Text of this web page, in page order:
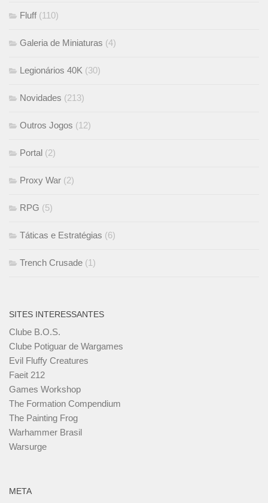
Fluff (110)
Galeria de Miniaturas (4)
Legionários 40K (30)
Novidades (213)
Outros Jogos (12)
Portal (2)
Proxy War (2)
RPG (5)
Táticas e Estratégias (6)
Trench Crusade (1)
SITES INTERESSANTES
Clube B.O.S.
Clube Potiguar de Wargames
Evil Fluffy Creatures
Faeit 212
Games Workshop
The Formation Compendium
The Painting Frog
Warhammer Brasil
Warsurge
META